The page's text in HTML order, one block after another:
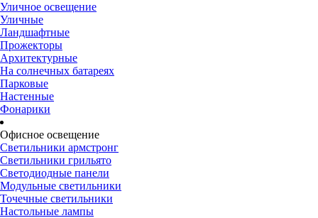
Уличное освещение
Уличные
Ландшафтные
Прожекторы
Архитектурные
На солнечных батареях
Парковые
Настенные
Фонарики
Офисное освещение
Светильники армстронг
Светильники грильято
Светодиодные панели
Модульные светильники
Точечные светильники
Настольные лампы